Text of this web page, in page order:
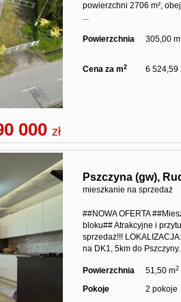
powierzchni 2706 m²,
...
Powierzchnia 305,00 m
Cena za m2 6 524,59
000 zł
Pszczyna (gw),
mieszkanie na sprzedaż
##NOWA OFERTA
bloku## Atrakcyjne i
sprzedaż!!!
na DK1, 5km do
Powierzchnia 51,50 m2
Pokoje
2 pokoje